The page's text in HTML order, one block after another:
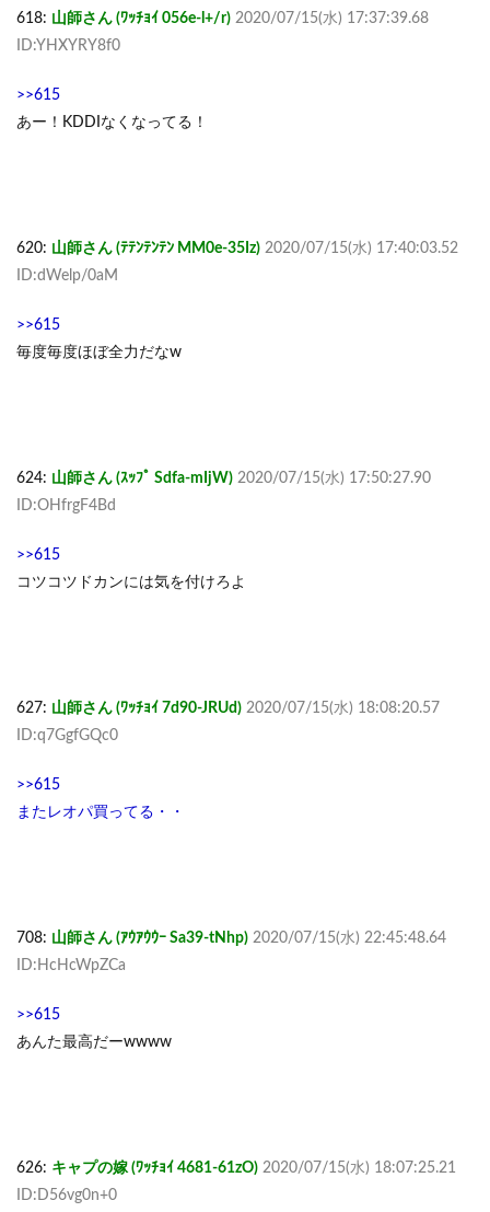
618: 山師さん (ﾜｯﾁｮｲ 056e-l+/r) 2020/07/15(水) 17:37:39.68
ID:YHXYRY8f0
>>615
あー！KDDIなくなってる！
620: 山師さん (ﾃﾃﾝﾃﾝﾃﾝ MM0e-35Iz) 2020/07/15(水) 17:40:03.52
ID:dWelp/0aM
>>615
毎度毎度ほぼ全力だなw
624: 山師さん (ｽｯﾌﾟ Sdfa-mIjW) 2020/07/15(水) 17:50:27.90
ID:OHfrgF4Bd
>>615
コツコツドカンには気を付けろよ
627: 山師さん (ﾜｯﾁｮｲ 7d90-JRUd) 2020/07/15(水) 18:08:20.57
ID:q7GgfGQc0
>>615
またレオパ買ってる・・
708: 山師さん (ｱｳｱｳｳｰ Sa39-tNhp) 2020/07/15(水) 22:45:48.64
ID:HcHcWpZCa
>>615
あんた最高だーwwww
626: キャプの嫁 (ﾜｯﾁｮｲ 4681-61zO) 2020/07/15(水) 18:07:25.21
ID:D56vg0n+0